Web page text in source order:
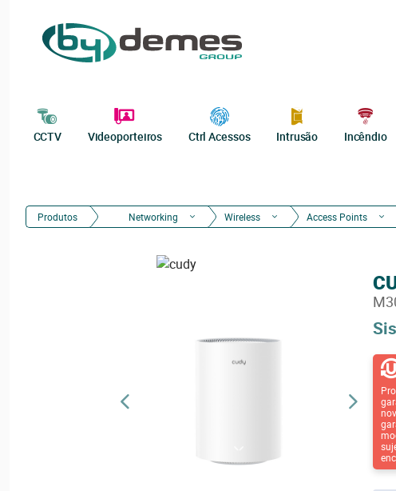
CCTV Videoporteiros Ctrl Acessos Intrusão Incêndio
Produtos Networking Wireless Access Points